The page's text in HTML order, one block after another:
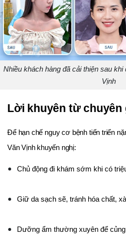
Nhiều khách hàng đã cải thiện sau
Vịnh
Lời khuyên từ chuyên
Để hạn chế nguy cơ bệnh tiến triển
Văn Vịnh khuyến nghị:
Chủ động đi khám sớm khi có
Giữ da sạch sẽ, tránh hóa chất,
Dưỡng ẩm thường xuyên để